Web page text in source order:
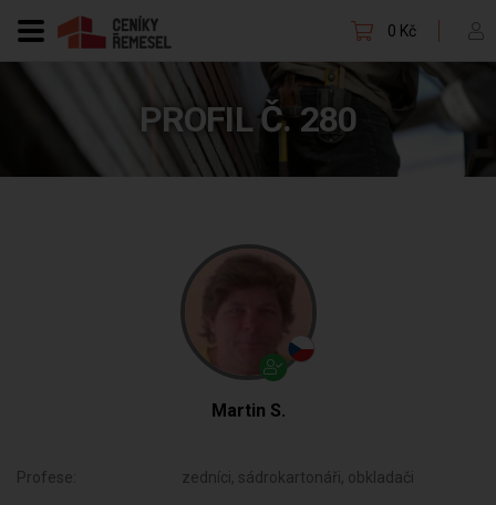
0 Kč
PROFIL Č. 280
Martin S.
Profese: zedníci, sádrokartonáři, obkladači